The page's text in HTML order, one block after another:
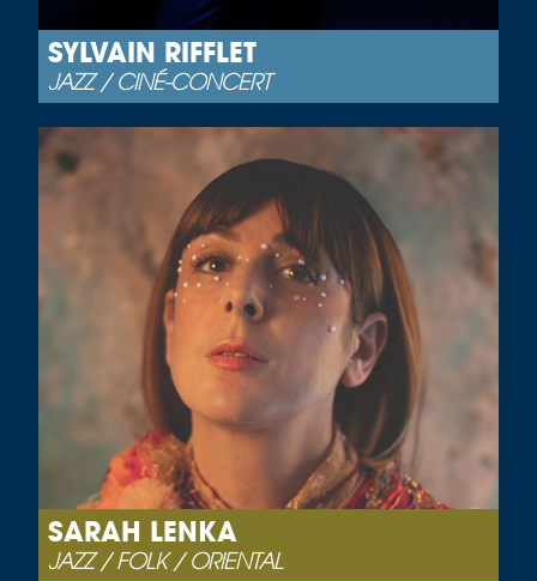
SYLVAIN RIFFLET
JAZZ / CINÉ-CONCERT
SARAH LENKA
JAZZ / FOLK / ORIENTAL